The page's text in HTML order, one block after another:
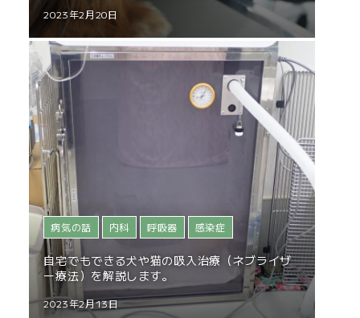
2023年2月20日
病気の話 内科 呼吸器 感染症
自宅でもできる犬や猫の吸入治療（ネブライザ
ー療法）を解説します。
2023年2月13日